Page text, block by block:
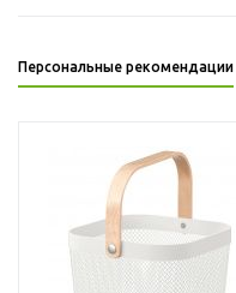
Персональные рекомендации